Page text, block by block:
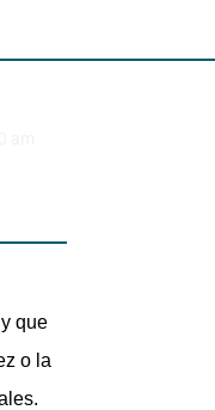
que
o la